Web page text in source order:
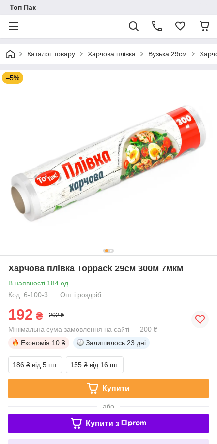
Топ Пак
Каталог товару Харчова плівка Вузька 29см
–5%
Харчова плівка Toppack 29см 300м 7мкм
В наявності 184 од.
Код: 6-100-3
Опт і роздріб
192 ₴ 202 ₴
Мінімальна сума замовлення на сайті — 200 ₴
Економія 10 ₴ Залишилось 23 дні
186 ₴ від 5 шт. 155 ₴ від 16 шт.
Купити
або
Купити з